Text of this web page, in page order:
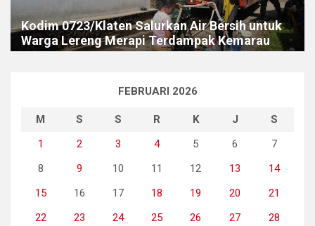
Kodim 0723/Klaten Salurkan Air Bersih untuk
Warga Lereng Merapi Terdampak Kemarau
FEBRUARI 2026
M S S R K J
S
1
2 3 4 5 6
7
8
9 10 11 12 13
14
15
16 17 18 19 20
21
22
23 24 25 26 27
28